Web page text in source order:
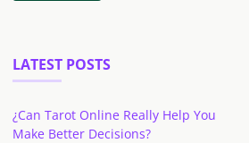
LATEST POSTS
¿Can Tarot Online Really Help You
Make Better Decisions?